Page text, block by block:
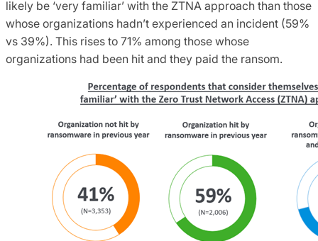
likely be ‘very familiar’ with the ZTNA approach than those
whose organizations hadn’t experienced an incident (59%
vs 39%). This rises to 71% among those whose
organizations had been hit and they paid the ransom.